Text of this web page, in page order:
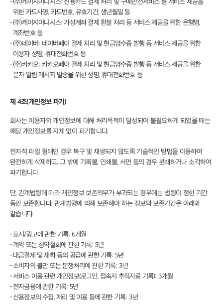
(주)케이지이니시스: 신용카드 결제 처리 및 구매안전서비스 등 서비스 제공을
위한 카드사명, 카드번호, 유효기간, 생년월일 등
(주)케이지이니시스: 가상계좌 결제 환불 처리 등 서비스 제공을 위한 은행명,
계좌번호 등
(주)네이버: 네이버페이 결제 처리 및 현금영수증 발행 등 서비스 제공을 위한
이용자 성명, 휴대전화번호 등
(주)카카오: 카카오페이 결제 처리 및 현금영수증 발행 등 서비스 제공을 위한
문자 알림 메시지 발송을 위한 성명, 휴대전화번호 등
제 4조(개인정보 파기)
회사는 이용자의 개인정보에 대해 처리목적이 달성되어 불필요하게 되었을 때는
해당 개인정보를 지체 없이 파기합니다.
전자적 파일 형태인 경우 복구 및 재생되지 않도록 기술적인 방법을 이용하여
완전하게 삭제하고, 그 밖에 기록물, 인쇄물, 서면 등의 경우 분쇄하거나 소각하여
파기합니다.
단, 관계법령에 따라 개인정보 보존의무가 부과되는 경우에는 법령이 정한 기간
동안 보존합니다. 관계법령에 의해 보존해야 하는 정보와 보존기간은 아래와
같습니다.
표시/광고에 관한 기록: 6개월
계약 또는 청약철회에 관한 기록: 5년
대금결제 및 재화 등의 공급에 관한 기록: 5년
소비자의 불만 또는 분쟁처리에 관한 기록: 3년
서비스 이용 관련 개인정보(로그인, 접속지 추적자료 기록): 3개월
전자금융에 관한 기록: 5년
신용정보의 수집, 처리 및 이용 등에 관한 기록: 3년